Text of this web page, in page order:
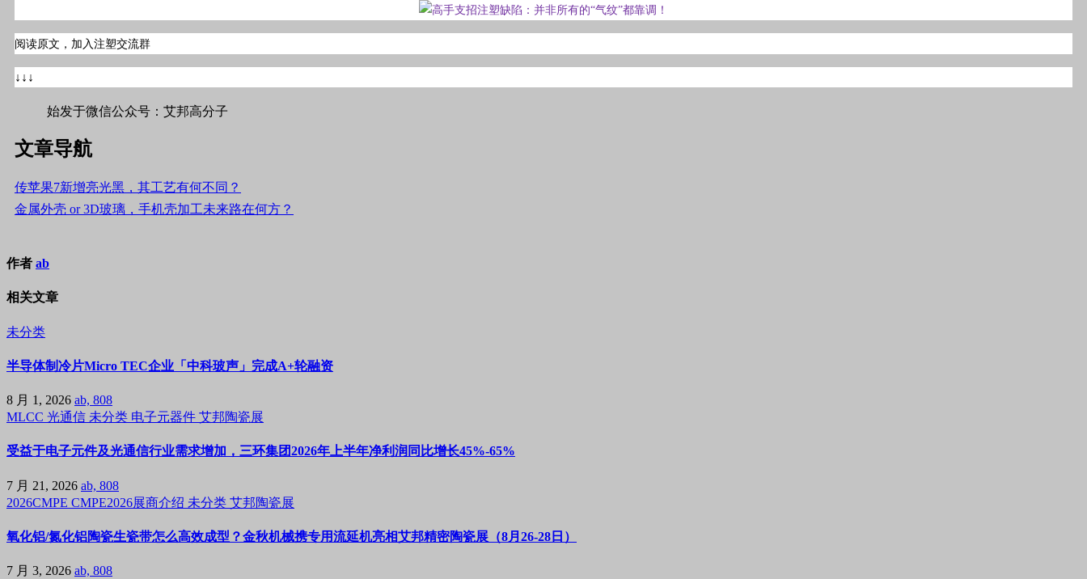
阅读原文，加入注塑交流群
↓↓↓
始发于微信公众号：艾邦高分子
文章导航
传苹果7新增亮光黑，其工艺有何不同？
金属外壳 or 3D玻璃，手机壳加工未来路在何方？
作者 ab
相关文章
未分类
半导体制冷片Micro TEC企业「中科玻声」完成A+轮融资
8 月 1, 2026 ab, 808
MLCC 光通信 未分类 电子元器件 艾邦陶瓷展
受益于电子元件及光通信行业需求增加，三环集团2026年上半年净利润同比增长45%-65%
7 月 21, 2026 ab, 808
2026CMPE CMPE2026展商介绍 未分类 艾邦陶瓷展
氧化铝/氮化铝陶瓷生瓷带怎么高效成型？金秋机械携专用流延机亮相艾邦精密陶瓷展（8月26-28日）
7 月 3, 2026 ab, 808